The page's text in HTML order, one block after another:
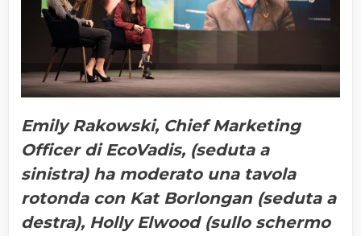
Emily Rakowski, Chief Marketing
Officer di EcoVadis, (seduta a
sinistra) ha moderato una tavola
rotonda con Kat Borlongan (seduta a
destra), Holly Elwood (sullo schermo